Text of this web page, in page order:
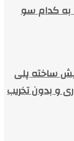
به کدام سو
ساخته پلی
و بدون تخریب